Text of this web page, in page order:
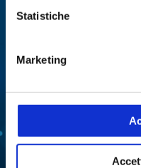
Statistiche
Marketing
Abbiamo sviluppato
ESTRAZIONE